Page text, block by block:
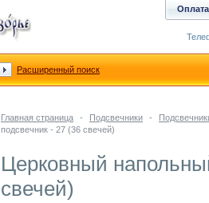
Главная страница - Подсвечники -
подсвечник - 27 (36 свечей)
Церковный
свечей)
Оплата
Расширенный поиск